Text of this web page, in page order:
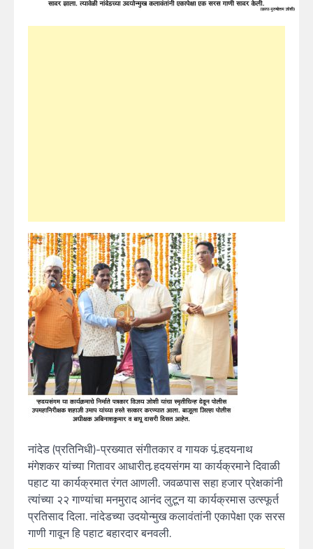
नांदेड (प्रतिनिधी)-प्रख्यात संगीतकार व गायक पं.र्‍हदयनाथ
मंगेशकर यांच्या गितावर आधारीत र्‍हदयसंगम या कार्यक्रमाने दिवाळी
पहाट या कार्यक्रमात रंगत आणली. जवळपास सहा हजार प्रेक्षकांनी
त्यांच्या २२ गाण्यांचा मनमुराद आनंद लुटून या कार्यक्रमास उत्स्फूर्त
प्रतिसाद दिला. नांदेडच्या उदयोन्मुख कलावंतांनी एकापेक्षा एक सरस
गाणी गावून हि पहाट बहारदार बनवली.